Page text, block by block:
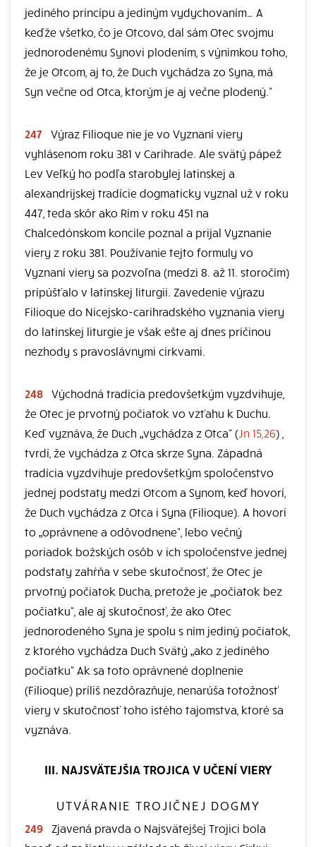
jediného princípu a jediným vydychovaním… A
keďže všetko, čo je Otcovo, dal sám Otec svojmu
jednorodenému Synovi plodením, s výnimkou toho,
že je Otcom, aj to, že Duch vychádza zo Syna, má
Syn večne od Otca, ktorým je aj večne plodený.“
247 Výraz Filioque nie je vo Vyznaní viery
vyhlásenom roku 381 v Carihrade. Ale svätý pápež
Lev Veľký ho podľa starobylej latinskej a
alexandrijskej tradície dogmaticky vyznal už v roku
447, teda skôr ako Rím v roku 451 na
Chalcedónskom koncile poznal a prijal Vyznanie
viery z roku 381. Používanie tejto formuly vo
Vyznaní viery sa pozvoľna (medzi 8. až 11. storočím)
pripúšťalo v latinskej liturgii. Zavedenie výrazu
Filioque do Nicejsko-carihradského vyznania viery
do latinskej liturgie je však ešte aj dnes príčinou
nezhody s pravoslávnymi cirkvami.
248 Východná tradícia predovšetkým vyzdvihuje,
že Otec je prvotný počiatok vo vzťahu k Duchu.
Keď vyznáva, že Duch „vychádza z Otca“ ( Jn 15,26) ,
tvrdí, že vychádza z Otca skrze Syna. Západná
tradícia vyzdvihuje predovšetkým spoločenstvo
jednej podstaty medzi Otcom a Synom, keď hovorí,
že Duch vychádza z Otca i Syna (Filioque). A hovorí
to „oprávnene a odôvodnene“, lebo večný
poriadok božských osôb v ich spoločenstve jednej
podstaty zahŕňa v sebe skutočnosť, že Otec je
prvotný počiatok Ducha, pretože je „počiatok bez
počiatku“, ale aj skutočnosť, že ako Otec
jednorodeného Syna je spolu s ním jediný počiatok,
z ktorého vychádza Duch Svätý „ako z jediného
počiatku“ Ak sa toto oprávnené doplnenie
(Filioque) príliš nezdôrazňuje, nenarúša totožnosť
viery v skutočnosť toho istého tajomstva, ktoré sa
vyznáva.
III. NAJSVÄTEJŠIA TROJICA V UČENÍ VIERY
UTVÁRANIE TROJIČNEJ DOGMY
249
Zjavená pravda o Najsvätejšej Trojici bola